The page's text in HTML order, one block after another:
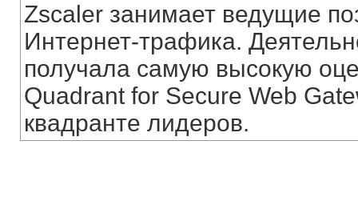
Zscaler занимает ведущие
Интернет-трафика.
получала самую высокую
Quadrant for Secure Web
квадранте лидеров.